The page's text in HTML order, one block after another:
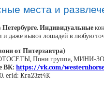
места и
Индивидуальные
вывоз лошадей в любую
от Питерзавтра)
Пони группа, МИНИ-
ВК: https://vk.com/
erid: Kra23zt4K